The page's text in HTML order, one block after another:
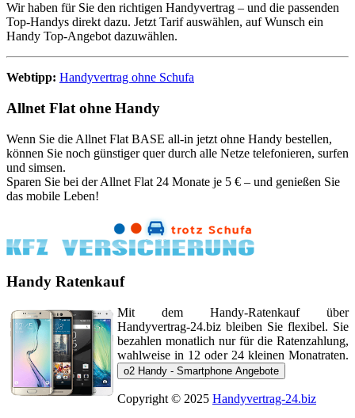
Wir haben für Sie den richtigen Handyvertrag – und die passenden
Top-Handys direkt dazu. Jetzt Tarif auswählen, auf Wunsch ein
Handy Top-Angebot dazuwählen.
Webtipp: Handyvertrag ohne Schufa
Allnet Flat ohne Handy
Wenn Sie die Allnet Flat BASE all-in jetzt ohne Handy bestellen,
können Sie noch günstiger quer durch alle Netze telefonieren, surfen
und simsen.
Sparen Sie bei der Allnet Flat 24 Monate je 5 € – und genießen Sie
das mobile Leben!
Handy Ratenkauf
Mit dem Handy-Ratenkauf über
Handyvertrag-24.biz bleiben Sie flexibel. Sie
bezahlen monatlich nur für die Ratenzahlung,
wahlweise in 12 oder 24 kleinen Monatraten.
o2 Handy - Smartphone Angebote
Copyright © 2025 Handyvertrag-24.biz